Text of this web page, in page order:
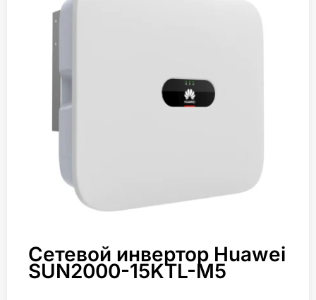
Сетевой инвертор Huawei
SUN2000-15KTL-M5